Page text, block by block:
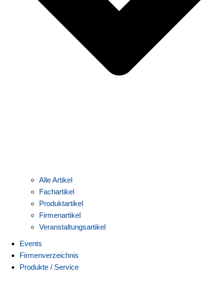
Alle Artikel
Fachartikel
Produktartikel
Firmenartikel
Veranstaltungsartikel
Events
Firmenverzeichnis
Produkte / Service